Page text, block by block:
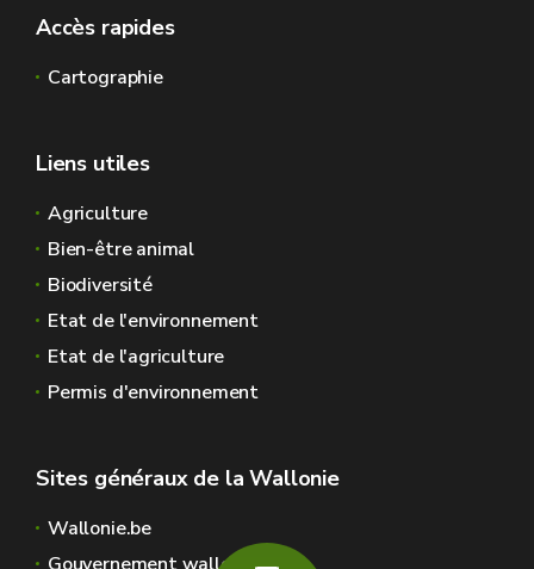
Accès rapides
Cartographie
Liens utiles
Agriculture
Bien-être animal
Biodiversité
Etat de l'environnement
Etat de l'agriculture
Permis d'environnement
Sites généraux de la Wallonie
Wallonie.be